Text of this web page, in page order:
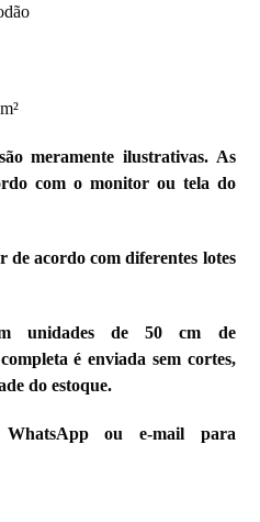
meramente ilustrativas. As
com o monitor ou tela do
de acordo com diferentes lotes
unidades de 50 cm de
é enviada sem cortes,
do estoque.
ou e-mail para